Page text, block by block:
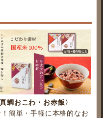
鯛おこわ・お赤飯〉
簡単・手軽に本格的なお